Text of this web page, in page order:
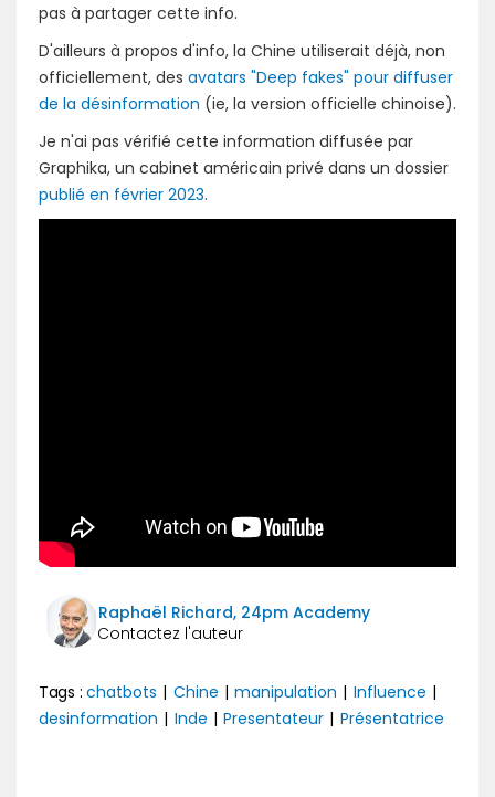
pas à partager cette info.
D'ailleurs à propos d'info, la Chine utiliserait déjà, non
officiellement, des avatars "Deep fakes" pour diffuser
de la désinformation (ie, la version officielle chinoise).
Je n'ai pas vérifié cette information diffusée par
Graphika, un cabinet américain privé dans un dossier
publié en février 2023.
Raphaël Richard, 24pm Academy
Tags : chatbots | Chine | manipulation | Influence |
desinformation | Inde | Presentateur | Présentatrice